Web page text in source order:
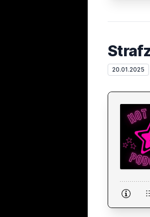
20.01.2025